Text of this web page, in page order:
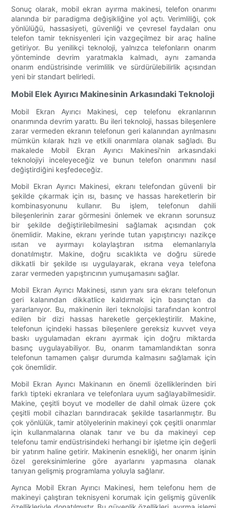
Sonuç olarak, mobil ekran ayırma makinesi, telefon onarımı
alanında bir paradigma değişikliğine yol açtı. Verimliliği, çok
yönlülüğü, hassasiyeti, güvenliği ve çevresel faydaları onu
telefon tamir teknisyenleri için vazgeçilmez bir araç haline
getiriyor. Bu yenilikçi teknoloji, yalnızca telefonların onarım
yönteminde devrim yaratmakla kalmadı, aynı zamanda
onarım endüstrisinde verimlilik ve sürdürülebilirlik açısından
yeni bir standart belirledi.
Mobil Elek Ayırıcı Makinesinin Arkasındaki Teknoloji
Mobil Ekran Ayırıcı Makinesi, cep telefonu ekranlarının
onarımında devrim yarattı. Bu ileri teknoloji, hassas bileşenlere
zarar vermeden ekranın telefonun geri kalanından ayrılmasını
mümkün kılarak hızlı ve etkili onarımlara olanak sağladı. Bu
makalede Mobil Ekran Ayırıcı Makinesi'nin arkasındaki
teknolojiyi inceleyeceğiz ve bunun telefon onarımını nasıl
değiştirdiğini keşfedeceğiz.
Mobil Ekran Ayırıcı Makinesi, ekranı telefondan güvenli bir
şekilde çıkarmak için ısı, basınç ve hassas hareketlerin bir
kombinasyonunu kullanır. Bu işlem, telefonun dahili
bileşenlerinin zarar görmesini önlemek ve ekranın sorunsuz
bir şekilde değiştirilebilmesini sağlamak açısından çok
önemlidir. Makine, ekranı yerinde tutan yapıştırıcıyı nazikçe
ısıtan ve ayırmayı kolaylaştıran ısıtma elemanlarıyla
donatılmıştır. Makine, doğru sıcaklıkta ve doğru sürede
dikkatli bir şekilde ısı uygulayarak, ekrana veya telefona
zarar vermeden yapıştırıcının yumuşamasını sağlar.
Mobil Ekran Ayırıcı Makinesi, ısının yanı sıra ekranı telefonun
geri kalanından dikkatlice kaldırmak için basınçtan da
yararlanıyor. Bu, makinenin ileri teknolojisi tarafından kontrol
edilen bir dizi hassas hareketle gerçekleştirilir. Makine,
telefonun içindeki hassas bileşenlere gereksiz kuvvet veya
baskı uygulamadan ekranı ayırmak için doğru miktarda
basınç uygulayabiliyor. Bu, onarım tamamlandıktan sonra
telefonun tamamen çalışır durumda kalmasını sağlamak için
çok önemlidir.
Mobil Ekran Ayırıcı Makinanın en önemli özelliklerinden biri
farklı tipteki ekranlara ve telefonlara uyum sağlayabilmesidir.
Makine, çeşitli boyut ve modeller de dahil olmak üzere çok
çeşitli mobil cihazları barındıracak şekilde tasarlanmıştır. Bu
çok yönlülük, tamir atölyelerinin makineyi çok çeşitli onarımlar
için kullanmalarına olanak tanır ve bu da makineyi cep
telefonu tamir endüstrisindeki herhangi bir işletme için değerli
bir yatırım haline getirir. Makinenin esnekliği, her onarım işinin
özel gereksinimlerine göre ayarlarını yapmasına olanak
tanıyan gelişmiş programlama yoluyla sağlanır.
Ayrıca Mobil Ekran Ayırıcı Makinesi, hem telefonu hem de
makineyi çalıştıran teknisyeni korumak için gelişmiş güvenlik